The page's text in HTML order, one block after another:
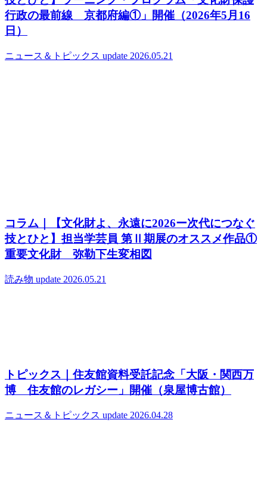
行政の最前線 京都府編①」開催（2026年5月16
日）
ニュース＆トピックス update 2026.05.21
コラム｜【文化財よ、永遠に2026ー次代につなぐ
技とひと】担当学芸員 第Ⅱ期展のオススメ作品①
重要文化財 弥勒下生変相図
読み物 update 2026.05.21
トピックス｜住友館資料受託記念「大阪・関西万
博 住友館のレガシー」開催（泉屋博古館）
ニュース＆トピックス update 2026.04.28